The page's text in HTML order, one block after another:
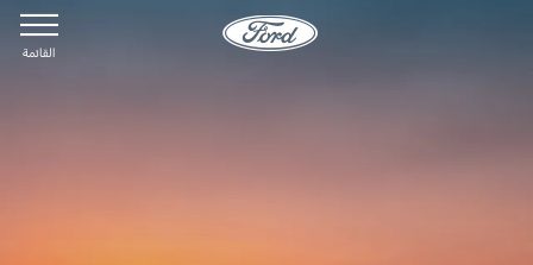
القائمة